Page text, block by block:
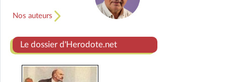
Nos auteurs
Le dossier d'Herodote.net